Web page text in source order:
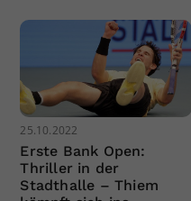
25.10.2022
Erste Bank Open:
Thriller in der
Stadthalle – Thiem